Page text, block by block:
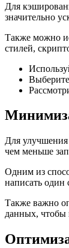
Для
значительно
Также можно
стилей,
Для улучшения
чем меньше
Одним из
написать один
Также важно
данных, чтобы